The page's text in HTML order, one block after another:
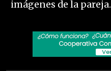
imágenes de la pareja.